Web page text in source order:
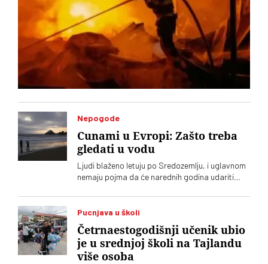
Nepogode
Cunami u Evropi: Zašto treba
gledati u vodu
Ljudi blaženo letuju po Sredozemlju, i uglavnom
nemaju pojma da će narednih godina udariti
životom
Pucnjava u školi
Četrnaestogodišnji učenik ubio
je u srednjoj školi na Tajlandu
više osoba